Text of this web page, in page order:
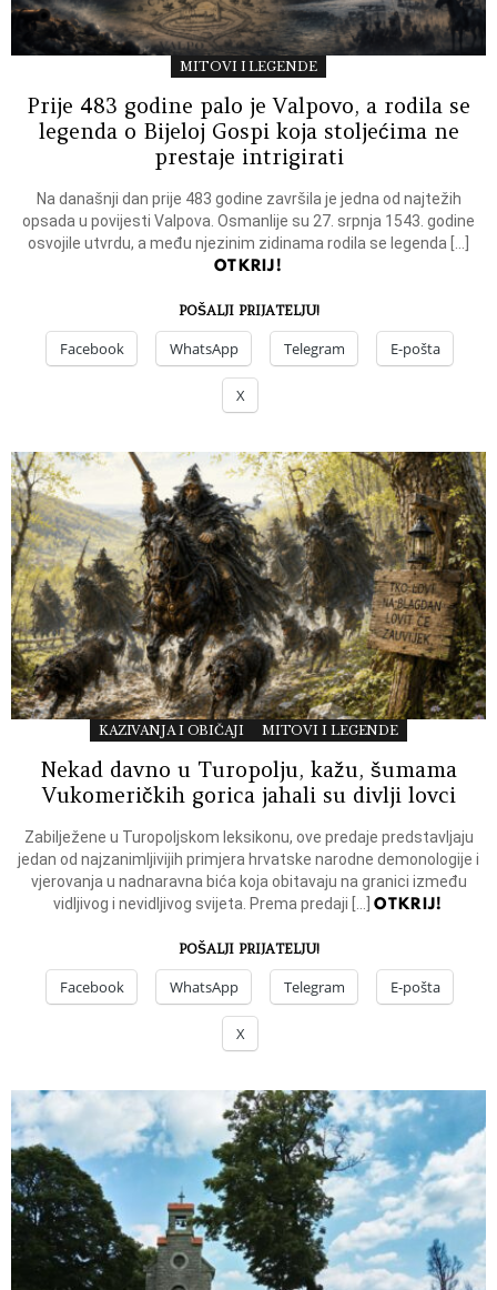
MITOVI I LEGENDE
Prije 483 godine palo je Valpovo, a rodila se
legenda o Bijeloj Gospi koja stoljećima ne
prestaje intrigirati
Na današnji dan prije 483 godine završila je jedna od najtežih
opsada u povijesti Valpova. Osmanlije su 27. srpnja 1543. godine
osvojile utvrdu, a među njezinim zidinama rodila se legenda […]
OTKRIJ!
POŠALJI PRIJATELJU!
Facebook WhatsApp Telegram E-pošta
X
KAZIVANJA I OBIČAJI MITOVI I LEGENDE
Nekad davno u Turopolju, kažu, šumama
Vukomeričkih gorica jahali su divlji lovci
Zabilježene u Turopoljskom leksikonu, ove predaje predstavljaju
jedan od najzanimljivijih primjera hrvatske narodne demonologije i
vjerovanja u nadnaravna bića koja obitavaju na granici između
vidljivog i nevidljivog svijeta. Prema predaji […]OTKRIJ!
POŠALJI PRIJATELJU!
Facebook WhatsApp Telegram E-pošta
X